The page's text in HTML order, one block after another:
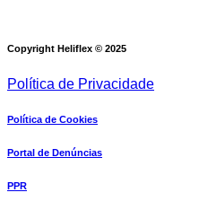
Copyright Heliflex © 2025
Política de Privacidade
Política de Cookies
Portal de Denúncias
PPR